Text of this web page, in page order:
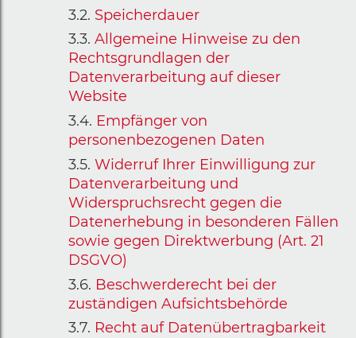
Speicherdauer
Allgemeine Hinweise zu den
Rechtsgrundlagen der
Datenverarbeitung auf dieser
Website
Empfänger von
personenbezogenen Daten
Widerruf Ihrer Einwilligung zur
Datenverarbeitung und
Widerspruchsrecht gegen die
Datenerhebung in besonderen Fällen
sowie gegen Direktwerbung (Art. 21
DSGVO)
Beschwerderecht bei der
zuständigen Aufsichtsbehörde
Recht auf Datenübertragbarkeit